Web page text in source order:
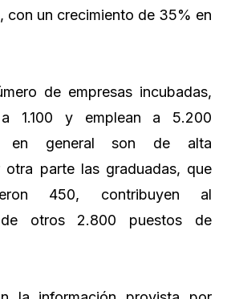
con un crecimiento de 35% en
de empresas incubadas,
1.100 y emplean a 5.200
en general son de alta
otra parte las graduadas, que
450, contribuyen al
de otros 2.800 puestos de